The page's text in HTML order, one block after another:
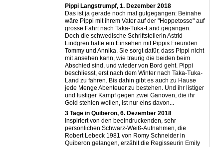
Pippi Langstrumpf, 1. Dezember 2018
Das ist ja gerade noch mal gutgegangen: Beinahe
wäre Pippi mit ihrem Vater auf der "Hoppetosse" auf
grosse Fahrt nach Taka-Tuka-Land gegangen.
Doch die schwedische Schriftstellerin Astrid
Lindgren hatte ein Einsehen mit Pippis Freunden
Tommy und Annika. Sie sorgt dafür, dass Pippi nicht
mit ansehen kann, wie traurig die beiden beim
Abschied sind, und wieder von Bord geht. Pippi
beschliesst, erst nach dem Winter nach Taka-Tuka-
Land zu fahren. Bis dahin gibt es auch zu Hause
jede Menge Abenteuer zu bestehen. Und ihr listiger
und lustiger Kampf gegen zwei Ganoven, die ihr
Gold stehlen wollen, ist nur eins davon...
3 Tage in Quiberon, 6. Dezember 2018
Inspiriert von den beeindruckenden, sehr
persönlichen Schwarz-Weiß-Aufnahmen, die
Robert Lebeck 1981 von Romy Schneider in
Quiberon gelangen, erzählt die Regisseurin Emily